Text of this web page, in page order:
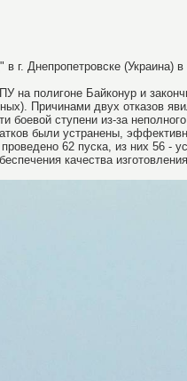
Днепропетровске (Украина) в
на полигоне Байконур и
Причинами двух отказов
боевой ступени из-за
были устранены,
62 пуска, из них 56 -
качества